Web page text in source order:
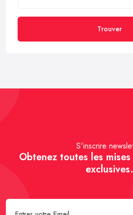
Trouver
S'inscrire
Obtenez toutes les
exclusives.